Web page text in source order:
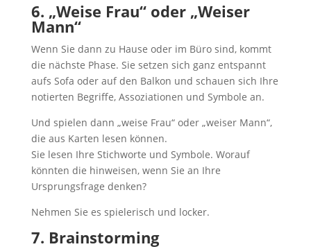
6. „Weise Frau“ oder „Weiser
Mann“
Wenn Sie dann zu Hause oder im Büro sind, kommt
die nächste Phase. Sie setzen sich ganz entspannt
aufs Sofa oder auf den Balkon und schauen sich Ihre
notierten Begriffe, Assoziationen und Symbole an.
Und spielen dann „weise Frau“ oder „weiser Mann“,
die aus Karten lesen können.
Sie lesen Ihre Stichworte und Symbole. Worauf
könnten die hinweisen, wenn Sie an Ihre
Ursprungsfrage denken?
Nehmen Sie es spielerisch und locker.
7. Brainstorming